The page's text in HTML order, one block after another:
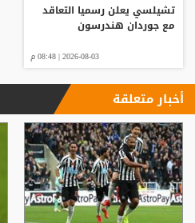
تشيلسي يعلن رسميا التعاقد
مع جوردان هندرسون
2026-08-03 | 08:48 م
أخبار متعلقة